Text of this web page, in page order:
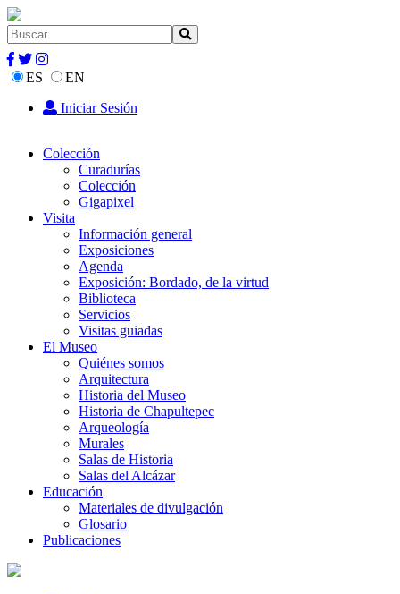
ES
EN
Iniciar Sesión
Colección
Curadurías
Colección
Gigapixel
Visita
Información general
Exposiciones
Agenda
Exposición: Bordado, de la virtud
Biblioteca
Servicios
Visitas guiadas
El Museo
Quiénes somos
Arquitectura
Historia del Museo
Historia de Chapultepec
Arqueología
Murales
Salas de Historia
Salas del Alcázar
Educación
Materiales de divulgación
Glosario
Publicaciones